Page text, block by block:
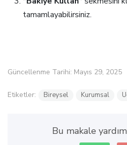
tamamlayabilirsiniz.
Güncellenme Tarihi: Mayıs 29, 2025
Etiketler: Bireysel Kurumsal
Bu makale